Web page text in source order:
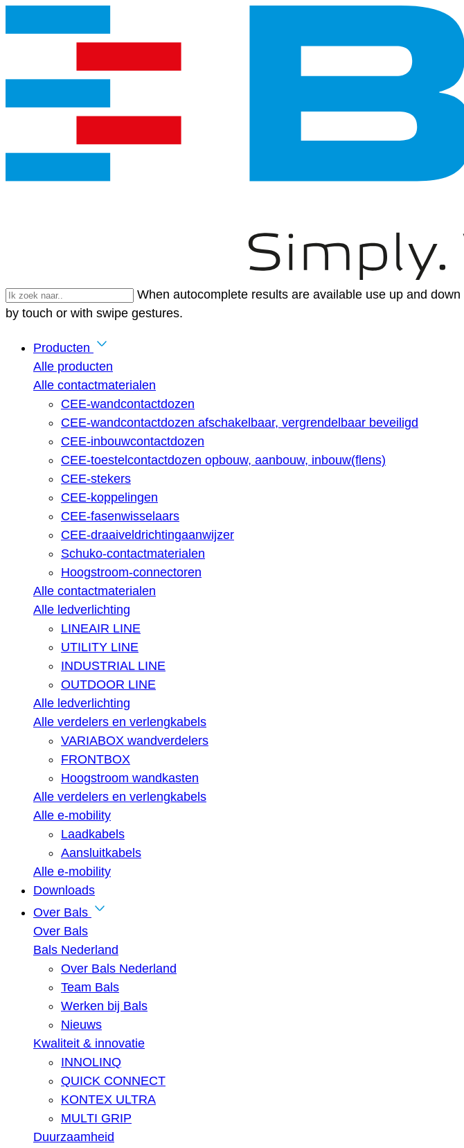
When autocomplete results are available use up and
by touch or with swipe gestures.
Producten
Alle producten
Alle contactmaterialen
CEE-wandcontactdozen
CEE-wandcontactdozen afschakelbaar, vergrendelbaar beveiligd
CEE-inbouwcontactdozen
CEE-toestelcontactdozen opbouw, aanbouw, inbouw(flens)
CEE-stekers
CEE-koppelingen
CEE-fasenwisselaars
CEE-draaiveldrichtingaanwijzer
Schuko-contactmaterialen
Hoogstroom-connectoren
Alle contactmaterialen
Alle ledverlichting
LINEAIR LINE
UTILITY LINE
INDUSTRIAL LINE
OUTDOOR LINE
Alle ledverlichting
Alle verdelers en verlengkabels
VARIABOX wandverdelers
FRONTBOX
Hoogstroom wandkasten
Alle verdelers en verlengkabels
Alle e-mobility
Laadkabels
Aansluitkabels
Alle e-mobility
Downloads
Over Bals
Over Bals
Bals Nederland
Over Bals Nederland
Team Bals
Werken bij Bals
Nieuws
Kwaliteit & innovatie
INNOLINQ
QUICK CONNECT
KONTEX ULTRA
MULTI GRIP
Duurzaamheid